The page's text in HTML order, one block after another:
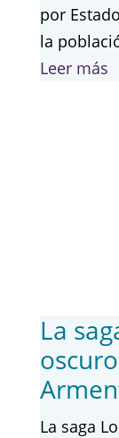
por
la
Leer más
La
La saga